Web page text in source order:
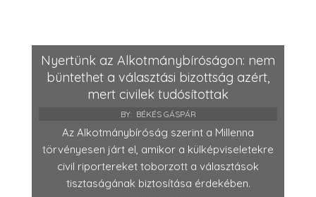
Nyertünk az Alkotmánybíróságon: nem
büntethet a választási bizottság azért,
mert civilek tudósítottak
BY: BÉKÉS GÁSPÁR
Az Alkotmánybíróság szerint a Millenna
törvényesen járt el, amikor a külképviseletekre
civil riportereket toborzott a választások
tisztaságának biztosítása érdekében.